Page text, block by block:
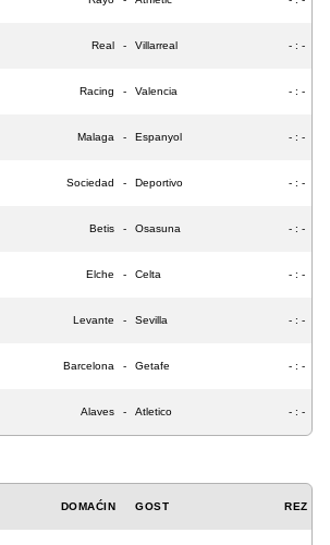
Real - Villarreal - : -
Racing - Valencia - : -
Malaga - Espanyol - : -
Sociedad - Deportivo - : -
Betis - Osasuna - : -
Elche - Celta - : -
Levante - Sevilla - : -
Barcelona - Getafe - : -
Alaves - Atletico - : -
DOMAĆIN GOST REZ